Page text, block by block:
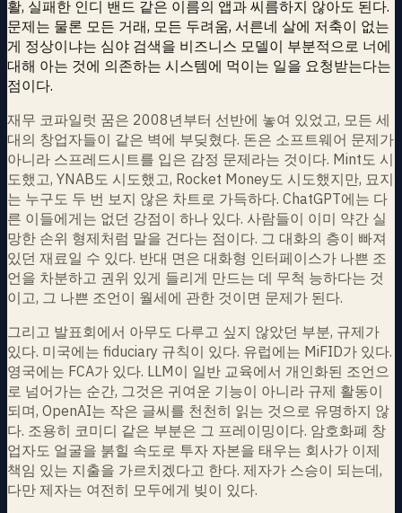
활, 실패한 인디 밴드 같은 이름의 앱과 씨름하지 않아도 된다.
문제는 물론 모든 거래, 모든 두려움, 서른네 살에 저축이 없는
게 정상이냐는 심야 검색을 비즈니스 모델이 부분적으로 너에
대해 아는 것에 의존하는 시스템에 먹이는 일을 요청받는다는
점이다.
재무 코파일럿 꿈은 2008년부터 선반에 놓여 있었고, 모든 세
대의 창업자들이 같은 벽에 부딪혔다. 돈은 소프트웨어 문제가
아니라 스프레드시트를 입은 감정 문제라는 것이다. Mint도 시
도했고, YNAB도 시도했고, Rocket Money도 시도했지만, 묘지
는 누구도 두 번 보지 않은 차트로 가득하다. ChatGPT에는 다
른 이들에게는 없던 강점이 하나 있다. 사람들이 이미 약간 실
망한 손위 형제처럼 말을 건다는 점이다. 그 대화의 층이 빠져
있던 재료일 수 있다. 반대 면은 대화형 인터페이스가 나쁜 조
언을 차분하고 권위 있게 들리게 만드는 데 무척 능하다는 것
이고, 그 나쁜 조언이 월세에 관한 것이면 문제가 된다.
그리고 발표회에서 아무도 다루고 싶지 않았던 부분, 규제가
있다. 미국에는 fiduciary 규칙이 있다. 유럽에는 MiFID가 있다.
영국에는 FCA가 있다. LLM이 일반 교육에서 개인화된 조언으
로 넘어가는 순간, 그것은 귀여운 기능이 아니라 규제 활동이
되며, OpenAI는 작은 글씨를 천천히 읽는 것으로 유명하지 않
다. 조용히 코미디 같은 부분은 그 프레이밍이다. 암호화폐 창
업자도 얼굴을 붉힐 속도로 투자 자본을 태우는 회사가 이제
책임 있는 지출을 가르치겠다고 한다. 제자가 스승이 되는데,
다만 제자는 여전히 모두에게 빚이 있다.